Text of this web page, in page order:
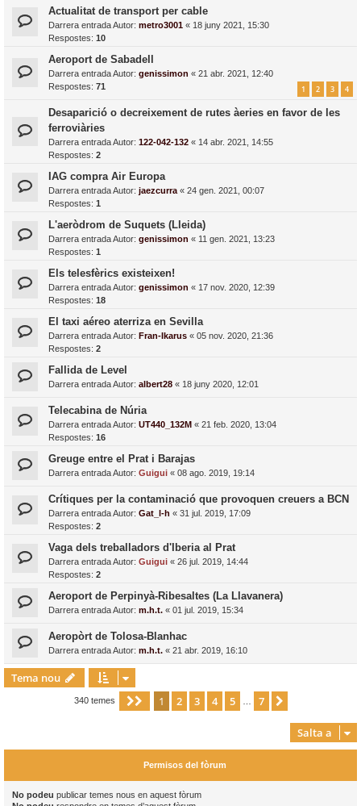
Actualitat de transport per cable
Darrera entrada Autor: metro3001 « 18 juny 2021, 15:30
Respostes: 10
Aeroport de Sabadell
Darrera entrada Autor: genissimon « 21 abr. 2021, 12:40
Respostes: 71 1 2 3 4
Desaparició o decreixement de rutes àeries en favor de les
ferroviàries
Darrera entrada Autor: 122-042-132 « 14 abr. 2021, 14:55
Respostes: 2
IAG compra Air Europa
Darrera entrada Autor: jaezcurra « 24 gen. 2021, 00:07
Respostes: 1
L'aeròdrom de Suquets (Lleida)
Darrera entrada Autor: genissimon « 11 gen. 2021, 13:23
Respostes: 1
Els telesfèrics existeixen!
Darrera entrada Autor: genissimon « 17 nov. 2020, 12:39
Respostes: 18
El taxi aéreo aterriza en Sevilla
Darrera entrada Autor: Fran-Ikarus « 05 nov. 2020, 21:36
Respostes: 2
Fallida de Level
Darrera entrada Autor: albert28 « 18 juny 2020, 12:01
Telecabina de Núria
Darrera entrada Autor: UT440_132M « 21 feb. 2020, 13:04
Respostes: 16
Greuge entre el Prat i Barajas
Darrera entrada Autor: Guigui « 08 ago. 2019, 19:14
Crítiques per la contaminació que provoquen creuers a BCN
Darrera entrada Autor: Gat_l-h « 31 jul. 2019, 17:09
Respostes: 2
Vaga dels treballadors d'Iberia al Prat
Darrera entrada Autor: Guigui « 26 jul. 2019, 14:44
Respostes: 2
Aeroport de Perpinyà-Ribesaltes (La Llavanera)
Darrera entrada Autor: m.h.t. « 01 jul. 2019, 15:34
Aeropòrt de Tolosa-Blanhac
Darrera entrada Autor: m.h.t. « 21 abr. 2019, 16:10
Tema nou
340 temes Pàgina de
1 2 3 4 5 7
Salta a
Permisos del fòrum
No podeu publicar temes nous en aquest fòrum